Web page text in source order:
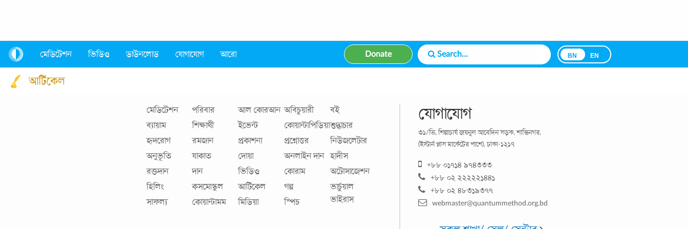
মেডিটেশন ভিডিও ডাউনলোড যোগাযোগ আরো Donate BN EN
আর্টিকেল
article.quantummethod.org.bd
মেডিটেশন
ব্যায়াম
হৃদরোগ
অনুভূতি
রক্তদান
হিলিং
সাফল্য
পরিবার
শিক্ষার্থী
রমজান
যাকাত
দান
কসমোস্কুল
কোয়ান্টামম
আল কোরআন
ইভেন্ট
প্রকাশনা
দোয়া
ভিডিও
আর্টিকেল
মিডিয়া
অবিচুয়ারী
কোয়ান্টাপিডিয়া
প্রশ্নোত্তর
অনলাইন দান
কোরাম
গল্প
স্পিচ
বই
শুদ্ধাচার
নিউজলেটার
হাদীস
অটোসাজেশন
ভার্চুয়াল
ভাইরাস
যোগাযোগ
৩১/ভি, শিল্পাচার্য জয়নুল আবেদিন সড়ক, শান্তিনগর,
(ইস্টার্ন প্লাস মার্কেটের পাশে), ঢাকা-১২১৭
+৮৮ ০১৭১৪ ৯৭৪৩৩৩
+৮৮ ০২ ২২২২২১৪৪১
+৮৮ ০২ ৪৮৩১৯৩৭৭
webmaster@quantummethod.org.bd